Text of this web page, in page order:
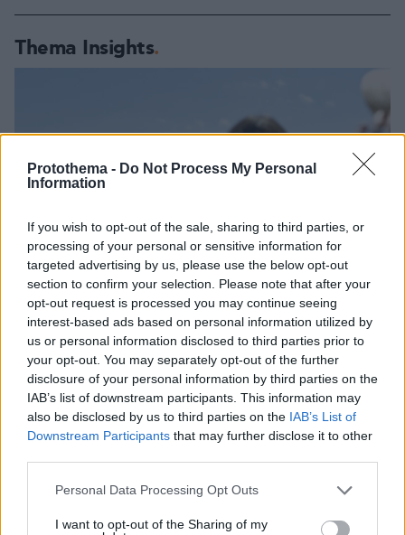
Protothema - Do Not Process My Personal
Information
If you wish to opt-out of the sale, sharing to third parties, or
processing of your personal or sensitive information for
targeted advertising by us, please use the below opt-out
section to confirm your selection. Please note that after your
opt-out request is processed you may continue seeing
interest-based ads based on personal information utilized by
us or personal information disclosed to third parties prior to
your opt-out. You may separately opt-out of the further
disclosure of your personal information by third parties on the
IAB’s list of downstream participants. This information may
also be disclosed by us to third parties on the IAB’s List of
Downstream Participants that may further disclose it to other
Please note that this website/app uses one or more Google
not limited to your visit or usage behaviour. You may click to
Personal Data Processing Opt Outs
I want to opt-out of the Sharing of my
Thema Insights
Από μαθητής, φοιτητής σε άλλη πόλη!
06.08.2026, 10:52
05.08.2026, 08:38